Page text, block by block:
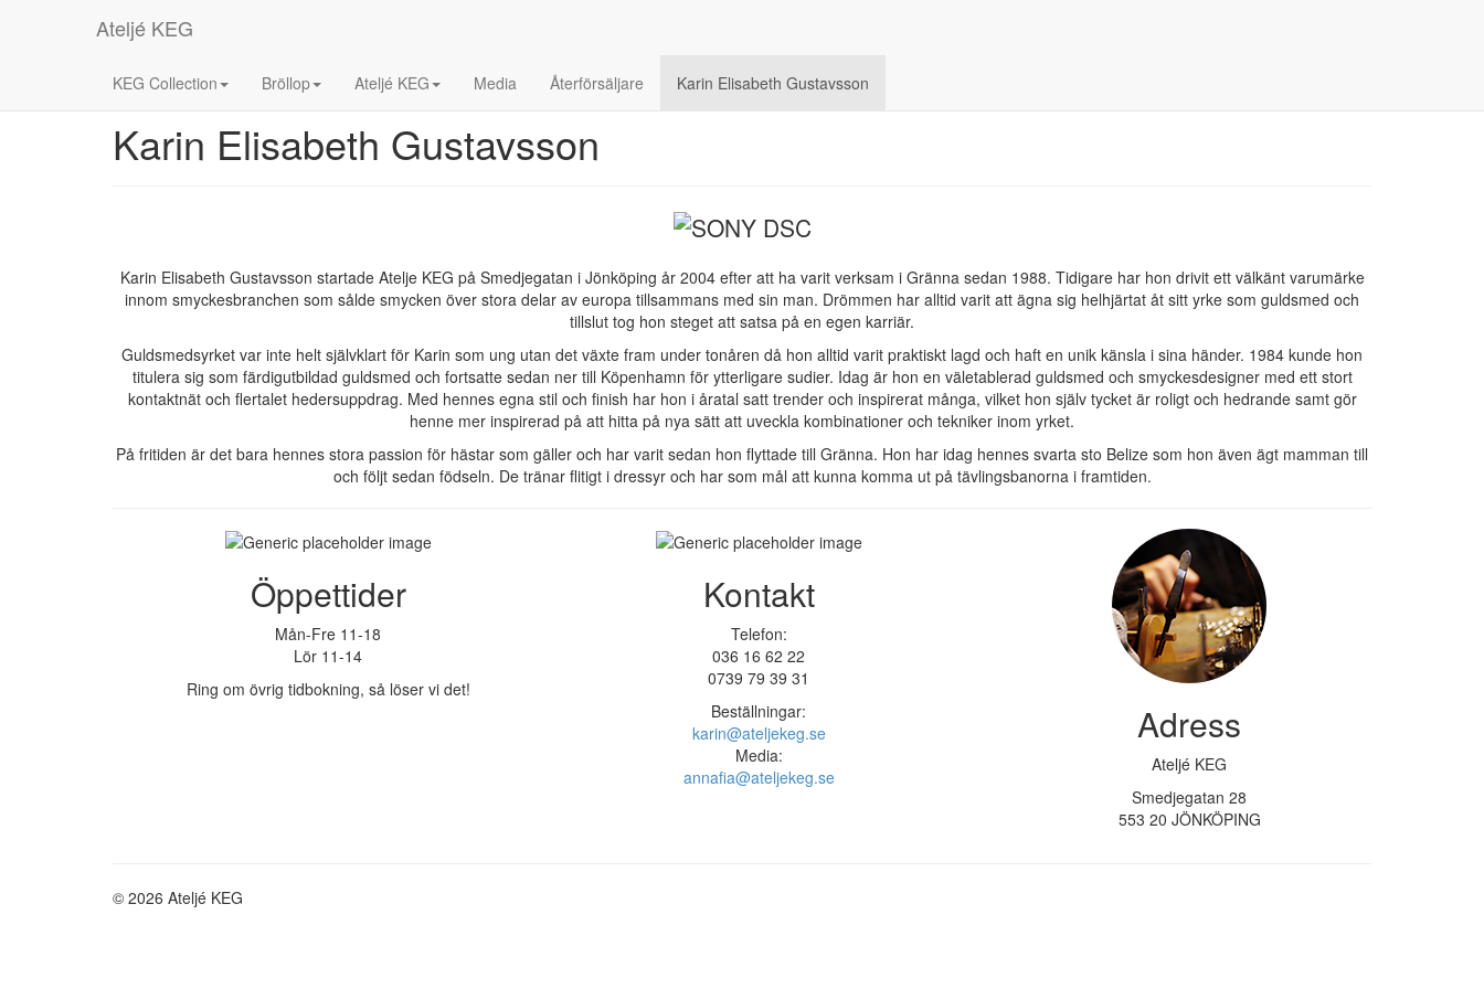
Ateljé KEG
KEG Collection Bröllop Ateljé KEG Media Återförsäljare Karin Elisabeth Gustavsson
Karin Elisabeth Gustavsson
Karin Elisabeth Gustavsson startade Atelje KEG på Smedjegatan i Jönköping år 2004 efter att ha varit verksam i Gränna sedan 1988. Tidigare har hon drivit ett välkänt varumärke
innom smyckesbranchen som sålde smycken över stora delar av europa tillsammans med sin man. Drömmen har alltid varit att ägna sig helhjärtat åt sitt yrke som guldsmed och
tillslut tog hon steget att satsa på en egen karriär.
Guldsmedsyrket var inte helt självklart för Karin som ung utan det växte fram under tonåren då hon alltid varit praktiskt lagd och haft en unik känsla i sina händer. 1984 kunde hon
titulera sig som färdigutbildad guldsmed och fortsatte sedan ner till Köpenhamn för ytterligare sudier. Idag är hon en väletablerad guldsmed och smyckesdesigner med ett stort
kontaktnät och flertalet hedersuppdrag. Med hennes egna stil och finish har hon i åratal satt trender och inspirerat många, vilket hon själv tycket är roligt och hedrande samt gör
henne mer inspirerad på att hitta på nya sätt att uveckla kombinationer och tekniker inom yrket.
På fritiden är det bara hennes stora passion för hästar som gäller och har varit sedan hon flyttade till Gränna. Hon har idag hennes svarta sto Belize som hon även ägt mamman till
och följt sedan födseln. De tränar flitigt i dressyr och har som mål att kunna komma ut på tävlingsbanorna i framtiden.
Öppettider
Mån-Fre 11-18
Lör 11-14
Ring om övrig tidbokning, så löser vi det!
Kontakt
Telefon:
036 16 62 22
0739 79 39 31
Beställningar:
karin@ateljekeg.se
Media:
annafia@ateljekeg.se
Adress
Ateljé KEG
Smedjegatan 28
553 20 JÖNKÖPING
© 2026 Ateljé KEG